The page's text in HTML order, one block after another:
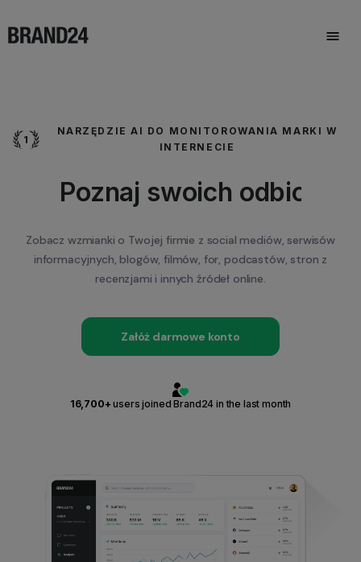
NARZĘDZIE AI DO MONITOROWANIA MARKI W
INTERNECIE
Chroń wizerunek swojej
Zobacz wzmianki o Twojej firmie z ​​social mediów, serwisów
informacyjnych, blogów, filmów, for, podcastów, stron z
recenzjami i innych źródeł online.
Załóż darmowe konto
16,700+ users joined Brand24 in the last month